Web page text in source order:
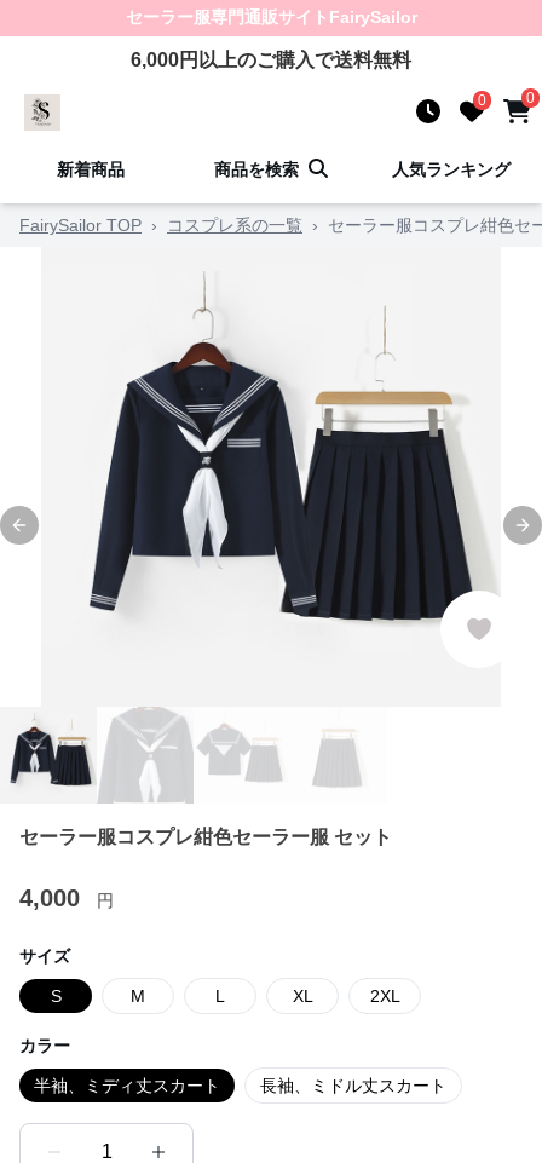
セーラー服専門通販サイト FairySailor
6,000円以上のご購入で送料無料
0 0
新着商品 商品を検索 人気ランキング
FairySailor TOP › コスプレ系の一覧 › セーラー服コスプレ紺色セ
Previous slide
セーラー服コスプレ紺色セーラー服 セット
4,000 円
サイズ
S M L XL 2XL
カラー
半袖、ミディ丈スカート 長袖、ミドル丈スカート
1